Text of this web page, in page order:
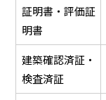
証明書・評価証
明書
建築確認済証・
検査済証